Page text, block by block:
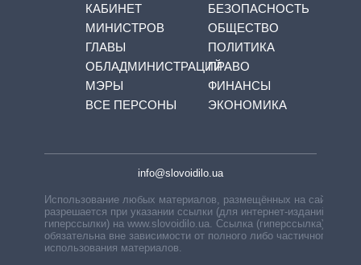
КАБИНЕТ
МИНИСТРОВ
ГЛАВЫ
ОБЛАДМИНИСТРАЦИЙ
МЭРЫ
ВСЕ ПЕРСОНЫ
БЕЗОПАСНОСТЬ
ОБЩЕСТВО
ПОЛИТИКА
ПРАВО
ФИНАНСЫ
ЭКОНОМИКА
info@slovoidilo.ua
Использование любых материалов, размещённых на сайте,
разрешается при указании ссылки (для интернет-изданий —
гиперссылки) на www.slovoidilo.ua. Ссылка (гиперссылка)
обязательна вне зависимости от полного либо частичного
использования материалов.